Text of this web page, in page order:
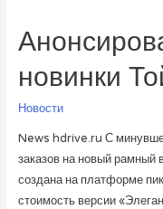
новинки
Новости
News hdrive.ru С
заказов на новый
создана на платформе
стоимость версии